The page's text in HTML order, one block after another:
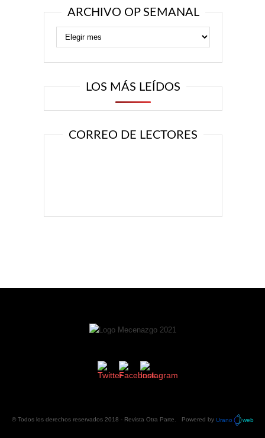
ARCHIVO OP SEMANAL
LOS MÁS LEÍDOS
CORREO DE LECTORES
© Todos los derechos reservados 2018 - Revista Otra Parte. Powered by Urano web